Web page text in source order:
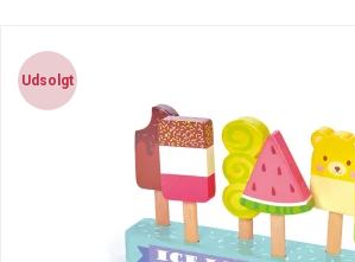
Udsolgt